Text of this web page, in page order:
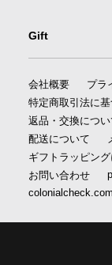
Gift
会社概要
プラ
特定商取引法に
返品・交換につい
配送について
ギフトラッピン
お問い合わせ
colonialcheck.com